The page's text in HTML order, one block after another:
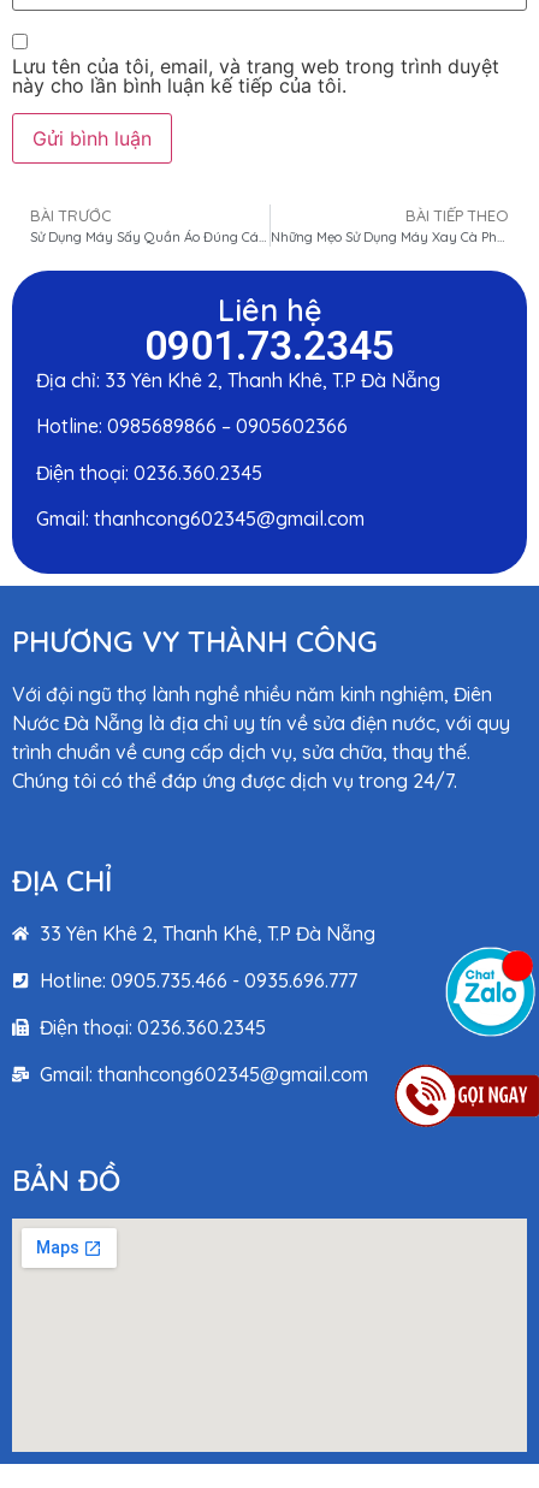
Lưu tên của tôi, email, và trang web trong trình duyệt
này cho lần bình luận kế tiếp của tôi.
BÀI TRƯỚC
Sử Dụng Máy Sấy Quần Áo Đúng Cách: Mẹo Giữ Đồ Bền Mà Không Hư Hỏng
BÀI TIẾP THEO
Những Mẹo Sử Dụng Máy Xay Cà Phê Để Tạo Hương Vị Cà Phê Tươi Ngon
Liên hệ
0901.73.2345
Địa chỉ: 33 Yên Khê 2, Thanh Khê, T.P Đà Nẵng
Hotline: 0985689866 – 0905602366
Điện thoại: 0236.360.2345
Gmail: thanhcong602345@gmail.com
PHƯƠNG VY THÀNH CÔNG
Với đội ngũ thợ lành nghề nhiều năm kinh nghiệm, Điên
Nước Đà Nẵng là địa chỉ uy tín về sửa điện nước, với quy
trình chuẩn về cung cấp dịch vụ, sửa chữa, thay thế.
Chúng tôi có thể đáp ứng được dịch vụ trong 24/7.
ĐỊA CHỈ
33 Yên Khê 2, Thanh Khê, T.P Đà Nẵng
Hotline: 0905.735.466 - 0935.696.777
Điện thoại: 0236.360.2345
Gmail: thanhcong602345@gmail.com
BẢN ĐỒ